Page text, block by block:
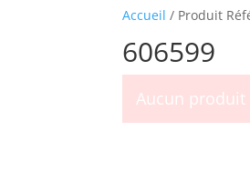
Accueil / Produit
606599
Aucun produit